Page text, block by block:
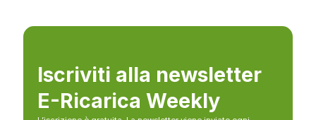
Iscriviti alla newsletter
E-Ricarica Weekly